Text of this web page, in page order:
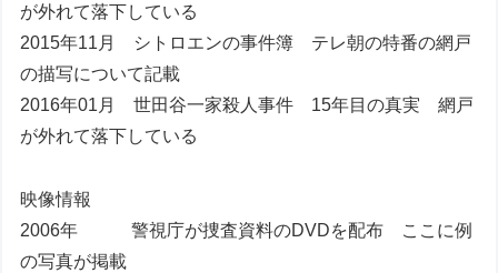
が外れて落下している
2015年11月 シトロエンの事件簿 テレ朝の特番の網戸
の描写について記載
2016年01月 世田谷一家殺人事件 15年目の真実 網戸
が外れて落下している
映像情報
2006年 警視庁が捜査資料のDVDを配布 ここに例
の写真が掲載